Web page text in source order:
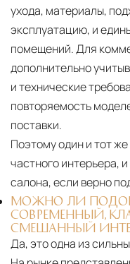
ухода, материалы,
эксплуатацию, и
помещений. Для
дополнительно
и технические
повторяемость
поставки.
Поэтому один и тот
частного интерьера,
салона, если верно
МОЖНО ЛИ
СОВРЕМЕННЫЙ,
СМЕШАННЫЙ
Да, это одна из